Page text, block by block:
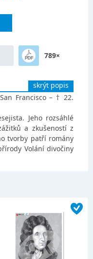
789×
skrýt popis
Francisco – † 22.
Jeho rozsáhlé
a zkušeností z
tvorby patří romány
Volání divočiny